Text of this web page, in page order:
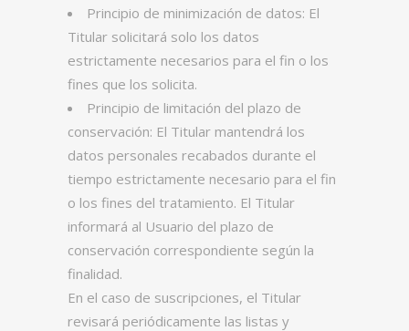
Principio de minimización de datos: El
Titular solicitará solo los datos
estrictamente necesarios para el fin o los
fines que los solicita.
Principio de limitación del plazo de
conservación: El Titular mantendrá los
datos personales recabados durante el
tiempo estrictamente necesario para el fin
o los fines del tratamiento. El Titular
informará al Usuario del plazo de
conservación correspondiente según la
finalidad.
En el caso de suscripciones, el Titular
revisará periódicamente las listas y